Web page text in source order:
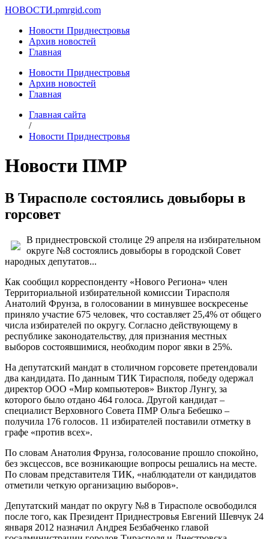
НОВОСТИ.pmrgid.com
Новости Приднестровья
Архив новостей
Главная
Новости Приднестровья
Архив новостей
Главная
Главная сайта
/
Новости Приднестровья
Новости ПМР
В Тирасполе состоялись довыборы в
горсовет
В приднестровской столице 29 апреля на избирательном
округе №8 состоялись довыборы в городской Cовет
народных депутатов...
Как сообщил корреспонденту «Нового Региона» член
Территориальной избирательной комиссии Тирасполя
Анатолий Фрунза, в голосовании в минувшее воскресенье
приняло участие 675 человек, что составляет 25,4% от общего
числа избирателей по округу. Согласно действующему в
республике законодательству, для признания местных
выборов состоявшимися, необходим порог явки в 25%.
На депутатский мандат в столичном горсовете претендовали
два кандидата. По данным ТИК Тирасполя, победу одержал
директор ООО «Мир компьютеров» Виктор Лунгу, за
которого было отдано 464 голоса. Другой кандидат –
специалист Верховного Совета ПМР Ольга Бебешко –
получила 176 голосов. 11 избирателей поставили отметку в
графе «против всех».
По словам Анатолия Фрунза, голосование прошло спокойно,
без эксцессов, все возникающие вопросы решались на месте.
По словам представителя ТИК, «наблюдатели от кандидатов
отметили четкую организацию выборов».
Депутатский мандат по округу №8 в Тирасполе освободился
после того, как Президент Приднестровья Евгений Шевчук 24
января 2012 назначил Андрея Безбабченко главой